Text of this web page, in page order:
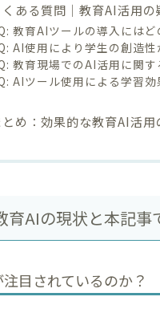
くある質問｜教育AI活用の
教育AIツールの導入には
AI使用により学生の創造
教育現場でのAI活用に関
AIツール使用による学習
とめ：効果的な教育AI活
育AIの現状と本記事
目されているのか？